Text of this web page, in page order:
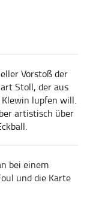
Vorstoß der
Stoll, der aus
lupfen will.
artistisch über
bei einem
und die Karte